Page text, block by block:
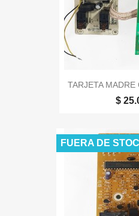
TARJETA MADRE
$
FUERA DE